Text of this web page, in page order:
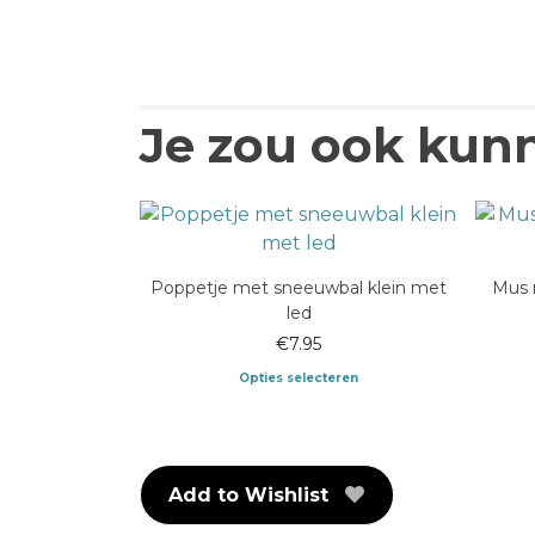
Je zou ook
Poppetje met sneeuwbal klein met
led
€7.95
Opties selecteren
meerdere
Mus
Add to Wishlist